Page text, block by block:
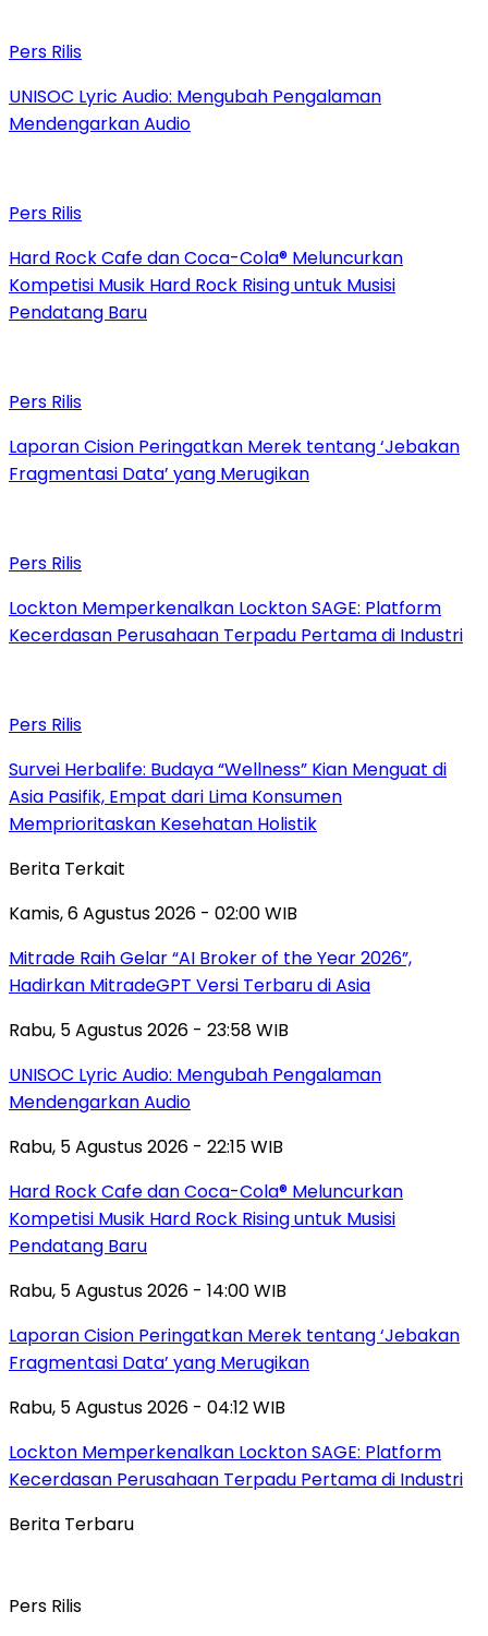
Pers Rilis
UNISOC Lyric Audio: Mengubah Pengalaman
Mendengarkan Audio
Pers Rilis
Hard Rock Cafe dan Coca-Cola® Meluncurkan
Kompetisi Musik Hard Rock Rising untuk Musisi
Pendatang Baru
Pers Rilis
Laporan Cision Peringatkan Merek tentang ‘Jebakan
Fragmentasi Data’ yang Merugikan
Pers Rilis
Lockton Memperkenalkan Lockton SAGE: Platform
Kecerdasan Perusahaan Terpadu Pertama di Industri
Pers Rilis
Survei Herbalife: Budaya “Wellness” Kian Menguat di
Asia Pasifik, Empat dari Lima Konsumen
Memprioritaskan Kesehatan Holistik
Berita Terkait
Kamis, 6 Agustus 2026 - 02:00 WIB
Mitrade Raih Gelar “AI Broker of the Year 2026”,
Hadirkan MitradeGPT Versi Terbaru di Asia
Rabu, 5 Agustus 2026 - 23:58 WIB
UNISOC Lyric Audio: Mengubah Pengalaman
Mendengarkan Audio
Rabu, 5 Agustus 2026 - 22:15 WIB
Hard Rock Cafe dan Coca-Cola® Meluncurkan
Kompetisi Musik Hard Rock Rising untuk Musisi
Pendatang Baru
Rabu, 5 Agustus 2026 - 14:00 WIB
Laporan Cision Peringatkan Merek tentang ‘Jebakan
Fragmentasi Data’ yang Merugikan
Rabu, 5 Agustus 2026 - 04:12 WIB
Lockton Memperkenalkan Lockton SAGE: Platform
Kecerdasan Perusahaan Terpadu Pertama di Industri
Berita Terbaru
Pers Rilis